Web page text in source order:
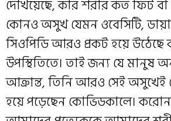
দেখিয়েছে, কার শরীর কত ফিট
কোনও অসুখ যেমন ওবেসিটি,
সিওপিডি আরও প্রকট হয়ে
উপস্থিতিতে। তাই জন্য যে মানুষ
আক্রান্ত, তিনি আরও সেই অসুখেই
হয়ে পড়েছেন কোভিডকালে।